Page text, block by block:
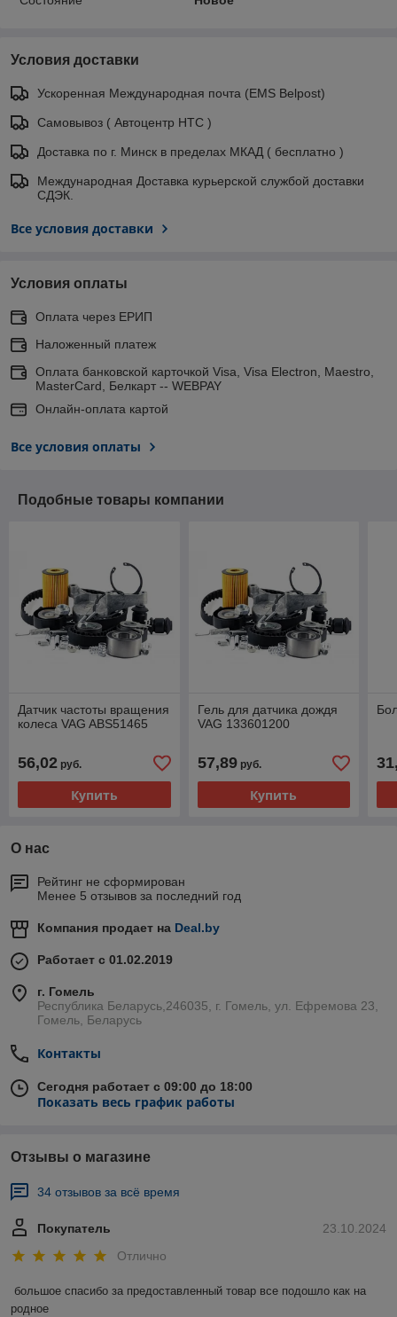
Условия доставки
Ускоренная Международная почта (EMS Belpost)
Самовывоз ( Автоцентр НТС )
Доставка по г. Минск в пределах МКАД ( бесплатно )
Международная Доставка курьерской службой доставки
СДЭК.
Все условия доставки
Условия оплаты
Оплата через ЕРИП
Наложенный платеж
Оплата банковской карточкой Visa, Visa Electron, Maestro,
MasterCard, Белкарт -- WEBPAY
Онлайн-оплата картой
Все условия оплаты
Подобные товары компании
Датчик частоты вращения
колеса VAG ABS51465
56,02 руб.
Купить
Гель для датчика дождя
VAG 133601200
57,89руб.
Купить
О нас
Рейтинг не сформирован
Менее 5 отзывов за последний год
Компания продает на Deal.by
Работает с 01.02.2019
г. Гомель
Республика Беларусь,246035, г. Гомель, ул. Ефремова 23,
Гомель, Беларусь
Контакты
Сегодня работает с 09:00 до 18:00
Показать весь график работы
Отзывы о магазине
34 отзывов за всё время
23.10.2024
Покупатель
Отлично
большое спасибо за предоставленный товар все подошло как на
родное